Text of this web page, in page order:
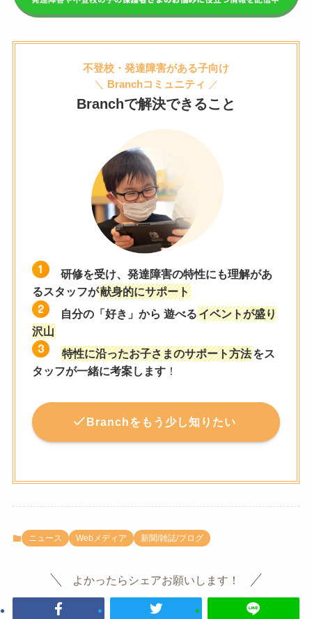
不登校・発達障害がある子向け
＼
Branchコミュニティ ／
Branchで解決できること
研修を受け、発達障害の特性にも理解があ
るスタッフが献身的にサポート
自分の「好き」から 遊べるイベントが盛り
沢山
特性に沿ったお子さまのサポート方法をス
タッフが一緒に考案します ！
Branchをもう少し知りたい
ニュース Webメディア 新聞/雑誌/ブログ
よかったらシェアお願いします！